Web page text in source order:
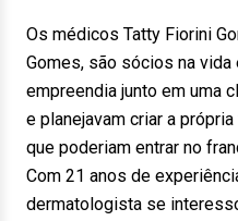
Os médicos Tatty Fiorini
Gomes, são sócios na
empreendia junto em uma
e planejavam criar a
que poderiam entrar no
Com 21 anos de
dermatologista se